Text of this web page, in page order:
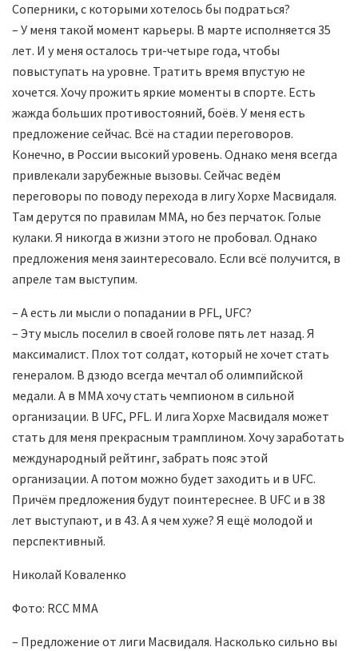
Соперники, с которыми хотелось бы подраться?
– У меня такой момент карьеры. В марте исполняется 35
лет. И у меня осталось три-четыре года, чтобы
повыступать на уровне. Тратить время впустую не
хочется. Хочу прожить яркие моменты в спорте. Есть
жажда больших противостояний, боёв. У меня есть
предложение сейчас. Всё на стадии переговоров.
Конечно, в России высокий уровень. Однако меня всегда
привлекали зарубежные вызовы. Сейчас ведём
переговоры по поводу перехода в лигу Хорхе Масвидаля.
Там дерутся по правилам MMA, но без перчаток. Голые
кулаки. Я никогда в жизни этого не пробовал. Однако
предложения меня заинтересовало. Если всё получится, в
апреле там выступим.
– А есть ли мысли о попадании в PFL, UFC?
– Эту мысль поселил в своей голове пять лет назад. Я
максималист. Плох тот солдат, который не хочет стать
генералом. В дзюдо всегда мечтал об олимпийской
медали. А в MMA хочу стать чемпионом в сильной
организации. В UFC, PFL. И лига Хорхе Масвидаля может
стать для меня прекрасным трамплином. Хочу заработать
международный рейтинг, забрать пояс этой
организации. А потом можно будет заходить и в UFC.
Причём предложения будут поинтереснее. В UFC и в 38
лет выступают, и в 43. А я чем хуже? Я ещё молодой и
перспективный.
Николай Коваленко
Фото: RCC MMA
– Предложение от лиги Масвидаля. Насколько сильно вы